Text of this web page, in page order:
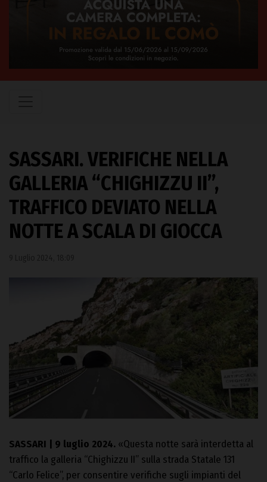
SASSARI. VERIFICHE NELLA
GALLERIA “CHIGHIZZU II”,
TRAFFICO DEVIATO NELLA
NOTTE A SCALA DI GIOCCA
SASSARI | 9 luglio 2024. «Questa notte sarà interdetta al
traffico la galleria “Chighizzu II” sulla strada Statale 131
“Carlo Felice”, per consentire verifiche sugli impianti del